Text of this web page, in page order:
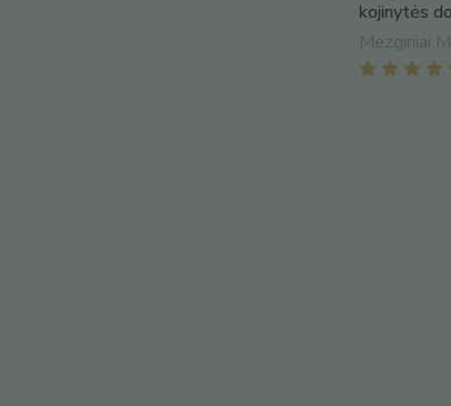
kojinytės
Mezginiai